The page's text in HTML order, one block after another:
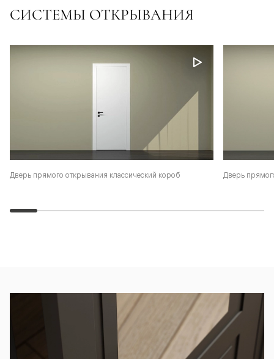
СИСТЕМЫ ОТКРЫВАНИЯ
Дверь прямого открывания классический короб Дверь